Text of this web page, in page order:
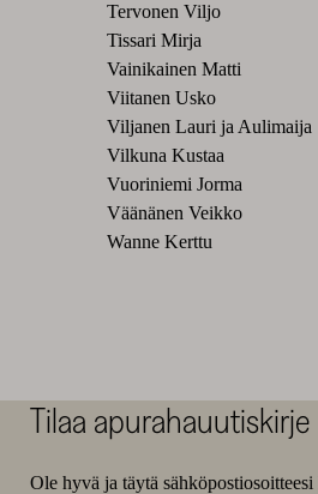
Tervonen Viljo
Tissari Mirja
Vainikainen Matti
Viitanen Usko
Viljanen Lauri ja Aulimaija
Vilkuna Kustaa
Vuoriniemi Jorma
Väänänen Veikko
Wanne Kerttu
Tilaa apurahauutiskirje
Ole hyvä ja täytä